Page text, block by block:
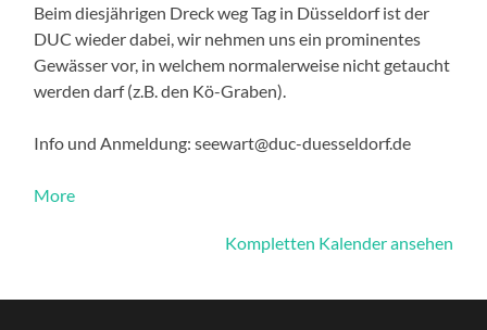
dabei
Beim diesjährigen Dreck weg Tag in Düsseldorf ist der
DUC wieder dabei, wir nehmen uns ein prominentes
Gewässer vor, in welchem normalerweise nicht getaucht
werden darf (z.B. den Kö-Graben).
Info und Anmeldung: seewart@duc-duesseldorf.de
Moreabout
Kompletten Kalender ansehen